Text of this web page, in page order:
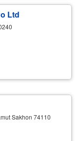
Ltd
Sakhon 74110